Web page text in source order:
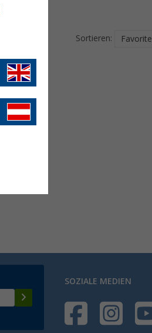
Sortieren:
SOZIALE MEDIEN